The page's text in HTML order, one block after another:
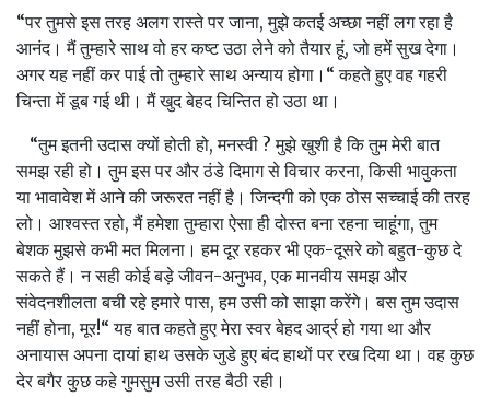
“पर तुमसे इस तरह अलग रास्‍ते पर जाना, मुझे कतई अच्‍छा नहीं लग रहा है
आनंद। मैं तुम्‍हारे साथ वो हर कष्‍ट उठा लेने को तैयार हूं, जो हमें सुख देगा।
अगर यह नहीं कर पाई तो तुम्‍हारे साथ अन्‍याय होगा।“ कहते हुए वह गहरी
चिन्‍ता में डूब गई थी। मैं खुद बेहद चिन्तित हो उठा था।
“तुम इतनी उदास क्‍यों होती हो, मनस्‍वी ? मुझे खुशी है कि तुम मेरी बात
समझ रही हो। तुम इस पर और ठंडे दिमाग से विचार करना, किसी भावुकता
या भावावेश में आने की जरूरत नहीं है। जिन्‍दगी को एक ठोस सच्‍चाई की तरह
लो। आश्‍वस्‍त रहो, मैं हमेशा तुम्‍हारा ऐसा ही दोस्‍त बना रहना चाहूंगा, तुम
बेशक मुझसे कभी मत मिलना। हम दूर रहकर भी एक-दूसरे को बहुत-कुछ दे
सकते हैं। न सही कोई बड़े जीवन-अनुभव, एक मानवीय समझ और
संवेदनशीलता बची रहे हमारे पास, हम उसी को साझा करेंगे। बस तुम उदास
नहीं होना, मूर!“ यह बात कहते हुए मेरा स्‍वर बेहद आर्द्र हो गया था और
अनायास अपना दायां हाथ उसके जुडे हुए बंद हाथों पर रख दिया था। वह कुछ
देर बगैर कुछ कहे गुमसुम उसी तरह बैठी रही।